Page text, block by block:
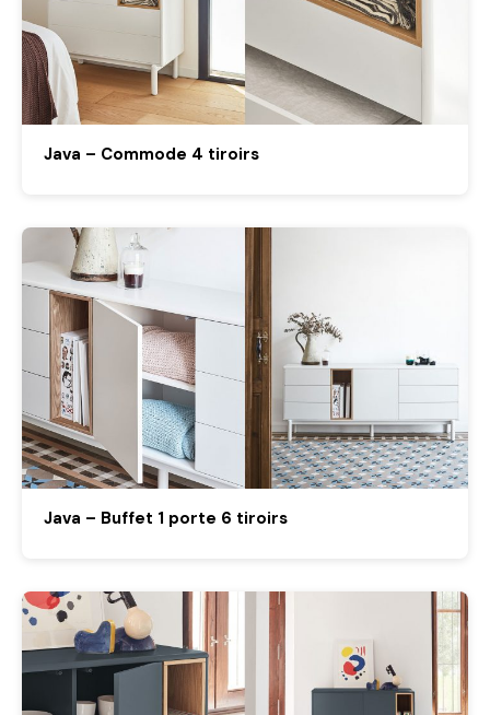
Java – Commode 4 tiroirs
Java – Buffet 1 porte 6 tiroirs